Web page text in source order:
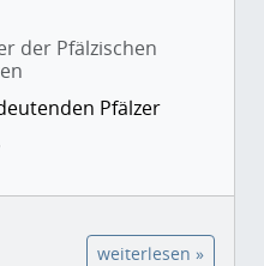
der Pfälzischen
Pfälzer
weiterlesen »